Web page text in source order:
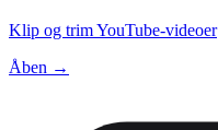
Klip og trim YouTube-videoer
Åben →